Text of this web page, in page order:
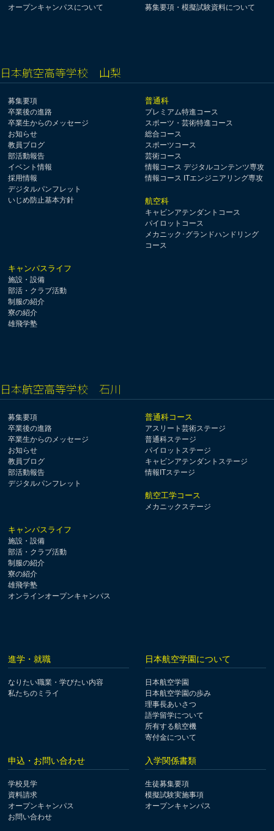
オープンキャンパスについて 募集要項・模擬試験資料について
日本航空高等学校 山梨
募集要項
卒業後の進路
卒業生からのメッセージ
お知らせ
教員ブログ
部活動報告
イベント情報
採用情報
デジタルパンフレット
いじめ防止基本方針
普通科
プレミアム特進コース
スポーツ・芸術特進コース
総合コース
スポーツコース
芸術コース
情報コース デジタルコンテンツ専攻
情報コース ITエンジニアリング専攻
航空科
キャビンアテンダントコース
パイロットコース
メカニック･グランドハンドリング
コース
キャンパスライフ
施設・設備
部活・クラブ活動
制服の紹介
寮の紹介
雄飛学塾
日本航空高等学校 石川
募集要項
卒業後の進路
卒業生からのメッセージ
お知らせ
教員ブログ
部活動報告
デジタルパンフレット
普通科コース
アスリート芸術ステージ
普通科ステージ
パイロットステージ
キャビンアテンダントステージ
情報ITステージ
航空工学コース
メカニックステージ
キャンパスライフ
施設・設備
部活・クラブ活動
制服の紹介
寮の紹介
雄飛学塾
オンラインオープンキャンパス
進学・就職
なりたい職業・学びたい内容
私たちのミライ
日本航空学園について
日本航空学園
日本航空学園の歩み
理事長あいさつ
語学留学について
所有する航空機
寄付金について
申込・お問い合わせ
学校見学
資料請求
オープンキャンパス
お問い合わせ
入学関係書類
生徒募集要項
模擬試験実施事項
オープンキャンパス